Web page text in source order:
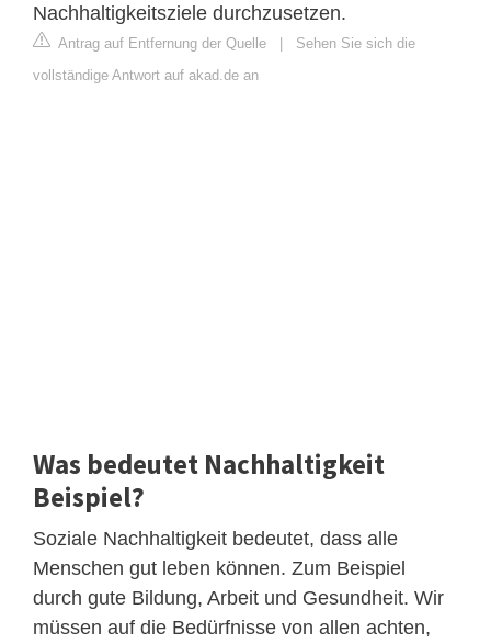
Nachhaltigkeitsziele durchzusetzen.
Antrag auf Entfernung der Quelle | Sehen Sie sich die
vollständige Antwort auf akad.de an
Was bedeutet Nachhaltigkeit
Beispiel?
Soziale Nachhaltigkeit bedeutet, dass alle
Menschen gut leben können. Zum Beispiel
durch gute Bildung, Arbeit und Gesundheit. Wir
müssen auf die Bedürfnisse von allen achten,